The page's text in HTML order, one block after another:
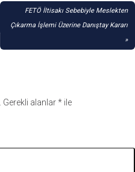
FETÖ İltisakı Sebebiyle Meslekten
Çıkarma İşlemi Üzerine Danıştay Kararı
Gerekli alanlar* ile